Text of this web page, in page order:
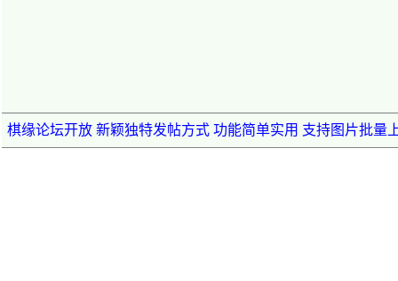
棋缘论坛开放 新颖独特发帖方式 功能简单实用 支持图片批量